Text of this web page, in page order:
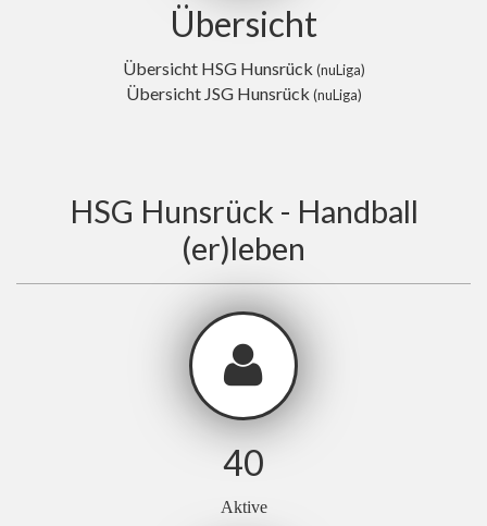
Übersicht
Übersicht HSG Hunsrück (nuLiga)
Übersicht JSG Hunsrück (nuLiga)
HSG Hunsrück - Handball
(er)leben
40
Aktive